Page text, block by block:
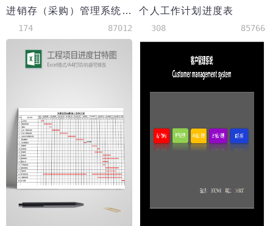
进销存（采购）管理系统excel表模板
174 87012
个人工作计划进度表
308 85766